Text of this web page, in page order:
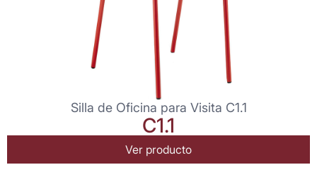
Silla de Oficina para Visita C1.1
C1.1
Ver producto